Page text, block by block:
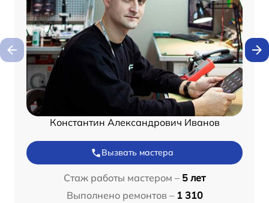
Константин Александрович Иванов
Вызвать мастера
Стаж работы мастером – 5 лет
Выполнено ремонтов – 1 310